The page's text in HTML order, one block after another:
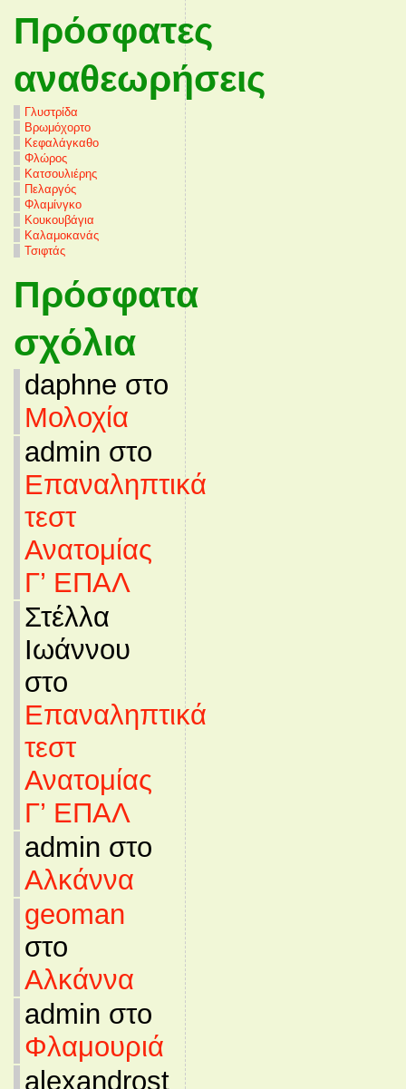
Πρόσφατες
αναθεωρήσεις
Γλυστρίδα
Βρωμόχορτο
Κεφαλάγκαθο
Φλώρος
Κατσουλιέρης
Πελαργός
Φλαμίνγκο
Κουκουβάγια
Καλαμοκανάς
Τσιφτάς
Πρόσφατα
σχόλια
daphne στο
Μολοχία
admin στο
Επαναληπτικά
τεστ
Ανατομίας
Γ’ ΕΠΑΛ
Στέλλα
Ιωάννου
στο
Επαναληπτικά
τεστ
Ανατομίας
Γ’ ΕΠΑΛ
admin στο
Αλκάννα
geoman
στο
Αλκάννα
admin στο
Φλαμουριά
alexandrost